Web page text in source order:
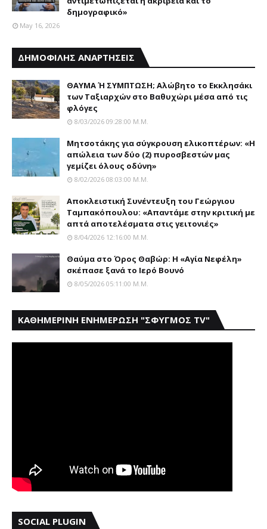
δημογραφικό»
May 16, 2026
ΔΗΜΟΦΙΛΗΣ ΑΝΑΡΤΗΣΕΙΣ
ΘΑΥΜΑ Ή ΣΥΜΠΤΩΣΗ; Aλώβητο το Eκκλησάκι
των Tαξιαρχών στο Bαθυχώρι μέσα από τις
φλόγες
8/03/2026 09:28:00 Μ.μ.
Μητσοτάκης για σύγκρουση ελικοπτέρων: «Η
απώλεια των δύο (2) πυροσβεστών μας
γεμίζει όλους οδύνη»
8/02/2026 08:03:00 Μ.μ.
Αποκλειστική Συνέντευξη του Γεώργιου
Ταμπακόπουλου: «Απαντάμε στην κριτική με
απτά αποτελέσματα στις γειτονιές»
8/04/2026 12:16:00 Μ.μ.
Θαύμα στο Όρος Θαβώρ: H «Aγία Nεφέλη»
σκέπασε ξανά το Iερό Bουνό
8/05/2026 05:11:00 Μ.μ.
ΚΑΘΗΜΕΡΙΝΗ ΕΝΗΜΕΡΩΣΗ "ΣΦΥΓΜΟΣ TV"
SOCIAL PLUGIN